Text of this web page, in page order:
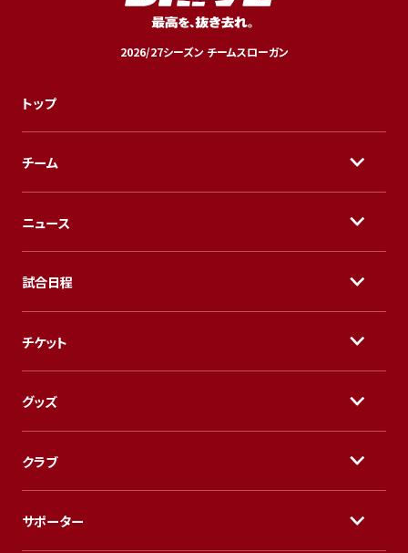
2026/27シーズン チームスローガン
トップ
チーム
ニュース
試合日程
チケット
グッズ
クラブ
サポーター